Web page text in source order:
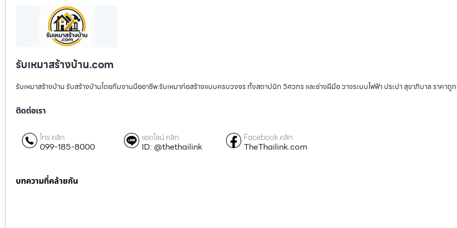
รับเหมาสร้างบ้าน.com
รับเหมาสร้างบ้าน รับสร้างบ้านโดยทีมงานมืออาชีพ รับเหมาก่อสร้างแบบครบวงจร ทั้งสถาปนิก วิศวกร และช่างฝีมือ วางระบบไฟฟ้า ประปา สุขาภิบาล ราคาถู
ติดต่อเรา
โทร คลิก
099-185-8000
แอดไลน์ คลิก
ID: @thethailink
Facebook คลิก
TheThailink.com
บทความที่คล้ายกัน